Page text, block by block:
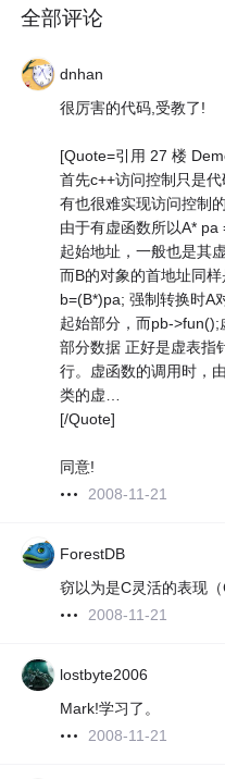
全部评论
dnhan
很厉害的代码,受教了!
[Quote=引用 27 楼
首先c++访问控制只是
有也很难实现访问控制的
由于有虚函数所以A* pa
起始地址，一般也是其
而B的对象的首地址同
b=(B*)pa; 强制转换时A
起始部分，而pb-
部分数据 正好是虚表指
行。虚函数的调用时，
类的虚…
[/Quote]
同意!
2008-11-21
ForestDB
窃以为是C灵活的表现
2008-11-21
lostbyte2006
Mark!学习了。
2008-11-21